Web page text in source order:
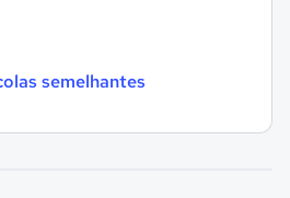
semelhantes